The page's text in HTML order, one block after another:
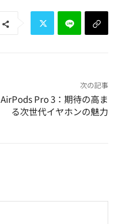
次の記事
AirPods Pro 3：期待の高ま
る次世代イヤホンの魅力